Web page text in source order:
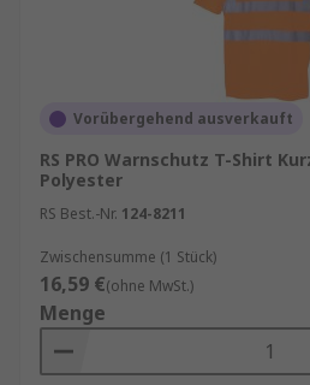
Schnell trocknendes
Für empfindliche Haut
Hohe Sichtbarkeit
Warnschutz T-Shirts sind
man gesehen wird und sicher
Sicherheit am Arbeitsplatz und
Verletzungsrisiko.
die bei gut sichtbaren
verwendet werden,
die gleiche Richtung, aus der
Vorübergehend ausverkauft
RS PRO Warnschutz T-Shirt
Polyester
RS Best.-Nr. 124-8211
Zwischensumme (1 Stück)
16,59 €(ohne MwSt.)
Menge